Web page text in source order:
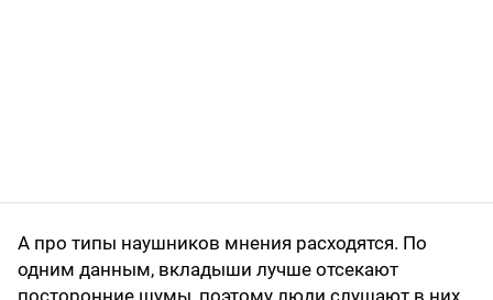
А про типы наушников мнения расходятся. По
одним данным, вкладыши лучше отсекают
посторонние шумы, поэтому люди слушают в них